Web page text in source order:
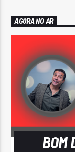
AGORA NO AR
BOM